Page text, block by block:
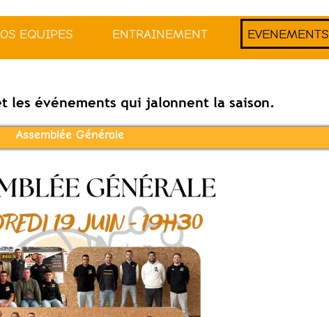
EQUIPES ENTRAINEMENT EVENEMENTS
les événements qui jalonnent la saison.
Assemblée Générale